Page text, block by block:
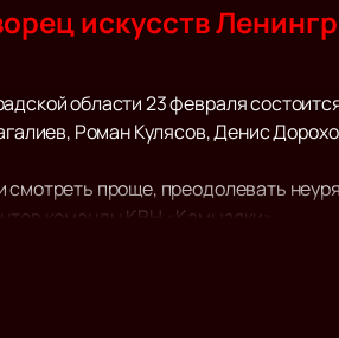
искусств
области 23 февраля
Роман Кулясов, Денис
проще, преодолевать
команды КВН «Камызяки».
отношения, вопросы